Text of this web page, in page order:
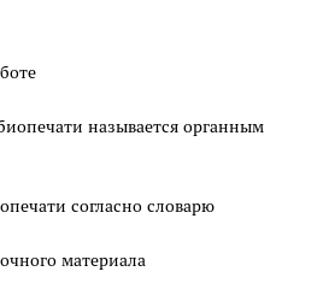
называется органным
согласно словарю
материала